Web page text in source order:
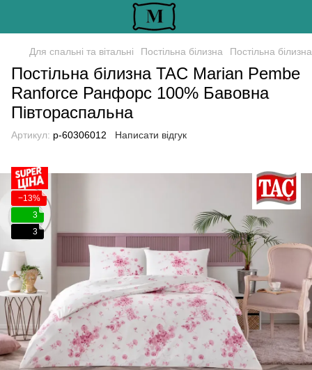
Для спальні та вітальні Постільна білизна Постільна
Постільна білизна TAC Marian Pembe
Ranforce Ранфорс 100% Бавовна
Півтораспальна
Артикул: p-60306012 Написати відгук
−13%
3
3